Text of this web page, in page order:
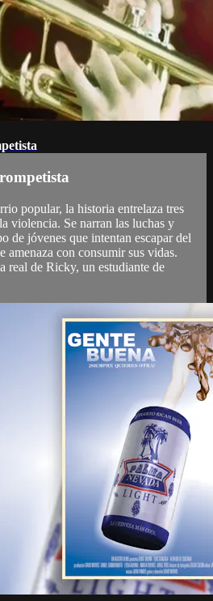
popular, la historia entrelaza tres
violencia. Se narran las luchas y
de jóvenes que intentan escapar del
amenaza con consumir sus vidas.
real de Ricky, un estudiante de